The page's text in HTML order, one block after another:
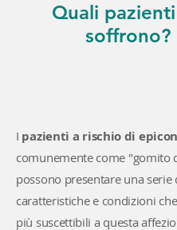
Quali
soffrono?
I pazienti a rischio di
comunemente come "gomito
possono presentare una serie
caratteristiche e condizioni
più suscettibili a questa